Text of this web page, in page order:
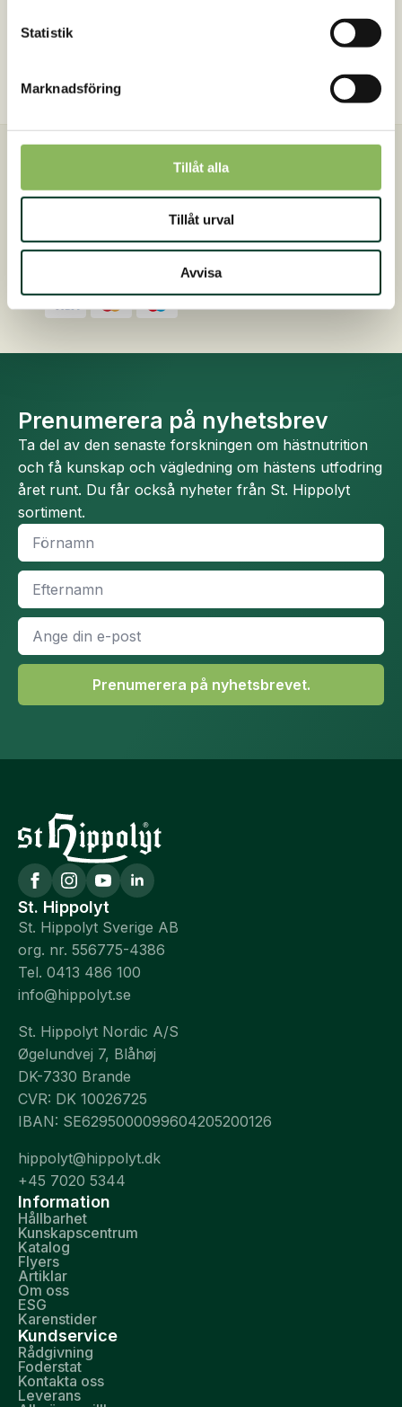
Statistik
Marknadsföring
Tillåt alla
Tillåt urval
Avvisa
kg
Skickas inom 2-4 dagar
Kostnadsfri foderrådgivning
Kontakta oss på 0413 486 100
Snabb, enkel och säker betalning
Prenumerera på nyhetsbrev
Ta del av den senaste forskningen om hästnutrition
och få kunskap och vägledning om hästens utfodring
året runt. Du får också nyheter från St. Hippolyt
sortiment.
Namn
Efternamn
E-
post
*
Prenumerera på nyhetsbrevet.
St. Hippolyt
St. Hippolyt Sverige AB
org. nr. 556775-4386
Tel. 0413 486 100
info@hippolyt.se
St. Hippolyt Nordic A/S
Øgelundvej 7, Blåhøj
DK-7330 Brande
CVR: DK 10026725
IBAN: SE6295000099604205200126
hippolyt@hippolyt.dk
+45 7020 5344
Information
Hållbarhet
Kunskapscentrum
Katalog
Flyers
Artiklar
Om oss
ESG
Karenstider
Kundservice
Rådgivning
Foderstat
Kontakta oss
Leverans